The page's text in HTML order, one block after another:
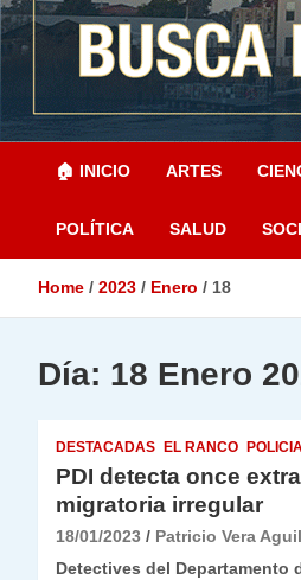
🏠 INICIO ARTES
POLÍTICA SALUD
Home 2023 Enero 18
Día: 18 Enero
DESTACADAS EL RANCO
PDI detecta once
migratoria irregular
18/01/2023
Patricio Vera
Detectives del Departamento